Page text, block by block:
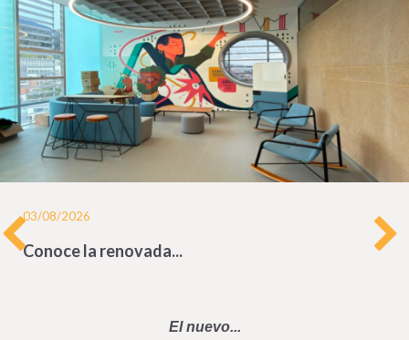
03/08/2026
Conoce la renovada...
El nuevo...